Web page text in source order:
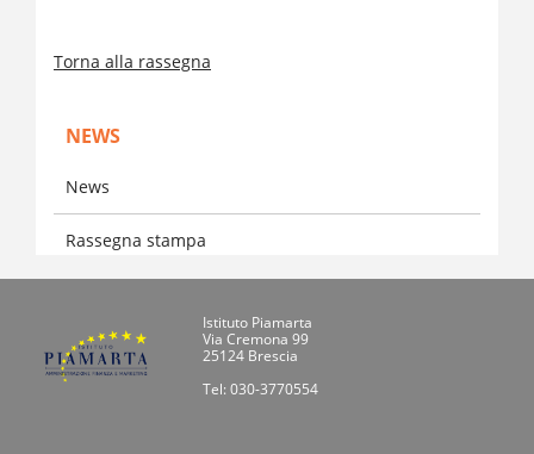
Torna alla rassegna
NEWS
News
Rassegna stampa
Istituto Piamarta
Via Cremona 99
25124 Brescia
Tel: 030-3770554